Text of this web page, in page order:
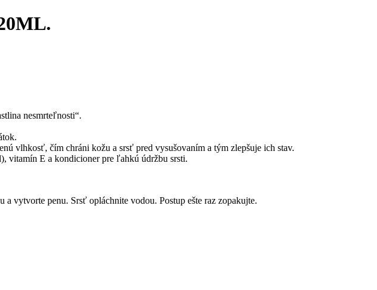
nesmrteľnosti“.
vlhkosť, čím chráni kožu a srsť pred vysušovaním a tým zlepšuje ich stav.
vitamín E a kondicioner pre ľahkú údržbu srsti.
vytvorte penu. Srsť opláchnite vodou. Postup ešte raz zopakujte.